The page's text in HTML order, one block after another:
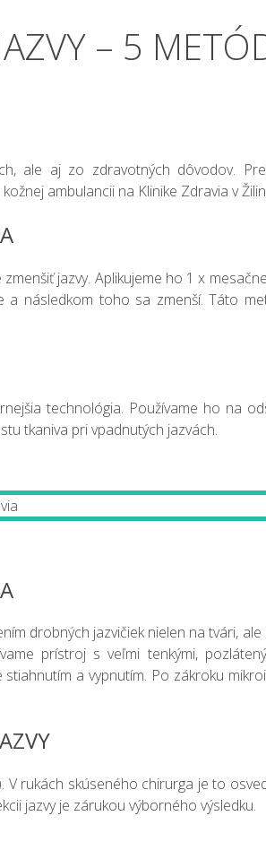
– 5
ale aj zo zdravotných dôvodov.
ambulancii na Klinike Zdravia v
jazvy. Aplikujeme ho 1 x
a následkom toho sa zmenší. Táto
technológia. Používame ho na
tkaniva pri vpadnutých jazvách.
drobných jazvičiek nielen na tvári,
prístroj s veľmi tenkými,
a vypnutím. Po zákroku
V rukách skúseného chirurga je to
jazvy je zárukou výborného výsledku.